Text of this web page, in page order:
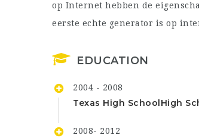
op Internet hebben de
eerste echte generator is op
EDUCATION
2004 - 2008
Texas High SchoolHigh
2008- 2012